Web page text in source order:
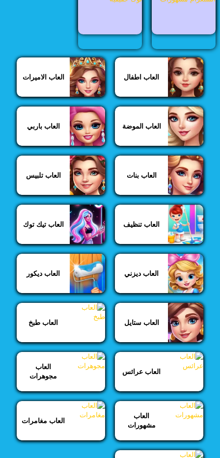
العاب اطفال العاب الاميرات
العاب الموضة العاب باربي
العاب بنات العاب تلبيس
العاب تنظيف العاب تيك توك
العاب ديزني العاب ديكور
العاب ستايل العاب طبخ
العاب عرائس
العاب
مجوهرات
العاب
مشهورات
العاب مغامرات